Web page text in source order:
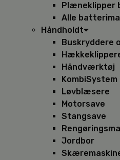
Plæneklipper
Alle
Håndholdt
Buskryddere
Håndværktøj
KombiSystem
Løvblæsere
Motorsave
Stangsave
Jordbor